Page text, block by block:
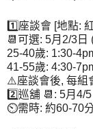
1️⃣座談會 [地點:
📆可選: 5月2/3日
25-40歲: 1:30-
41-55歲: 4:30-
⚠️座談會後, 每組
2️⃣巡舖 📆: 5月4/
⏲️需時: 約60-70